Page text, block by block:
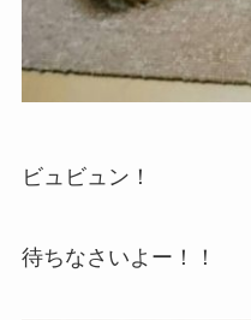
ビュビュン！
待ちなさいよー！！